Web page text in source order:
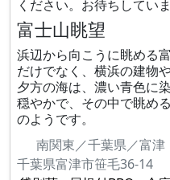
ください。お待ちしていま
富士山眺望
浜辺から向こうに眺める
だけでなく、横浜の建物
夕方の海は、濃い青色に
穏やかで、その中で眺め
のようです。
南関東／千葉県／富津
千葉県富津市笹毛36-14